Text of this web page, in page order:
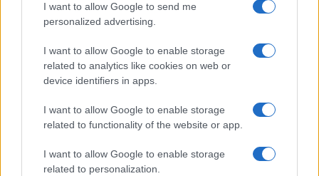
I want to allow Google to send me
personalized advertising.
I want to allow Google to enable storage
related to analytics like cookies on web or
device identifiers in apps.
I want to allow Google to enable storage
related to functionality of the website or app.
I want to allow Google to enable storage
related to personalization.
ZANIMLJIVOSTI
Šta najčešće zaboli prilikom rada na računaru?
NIJE NAIVNO KAO ŠTO IZGLEDA
Saznaj više